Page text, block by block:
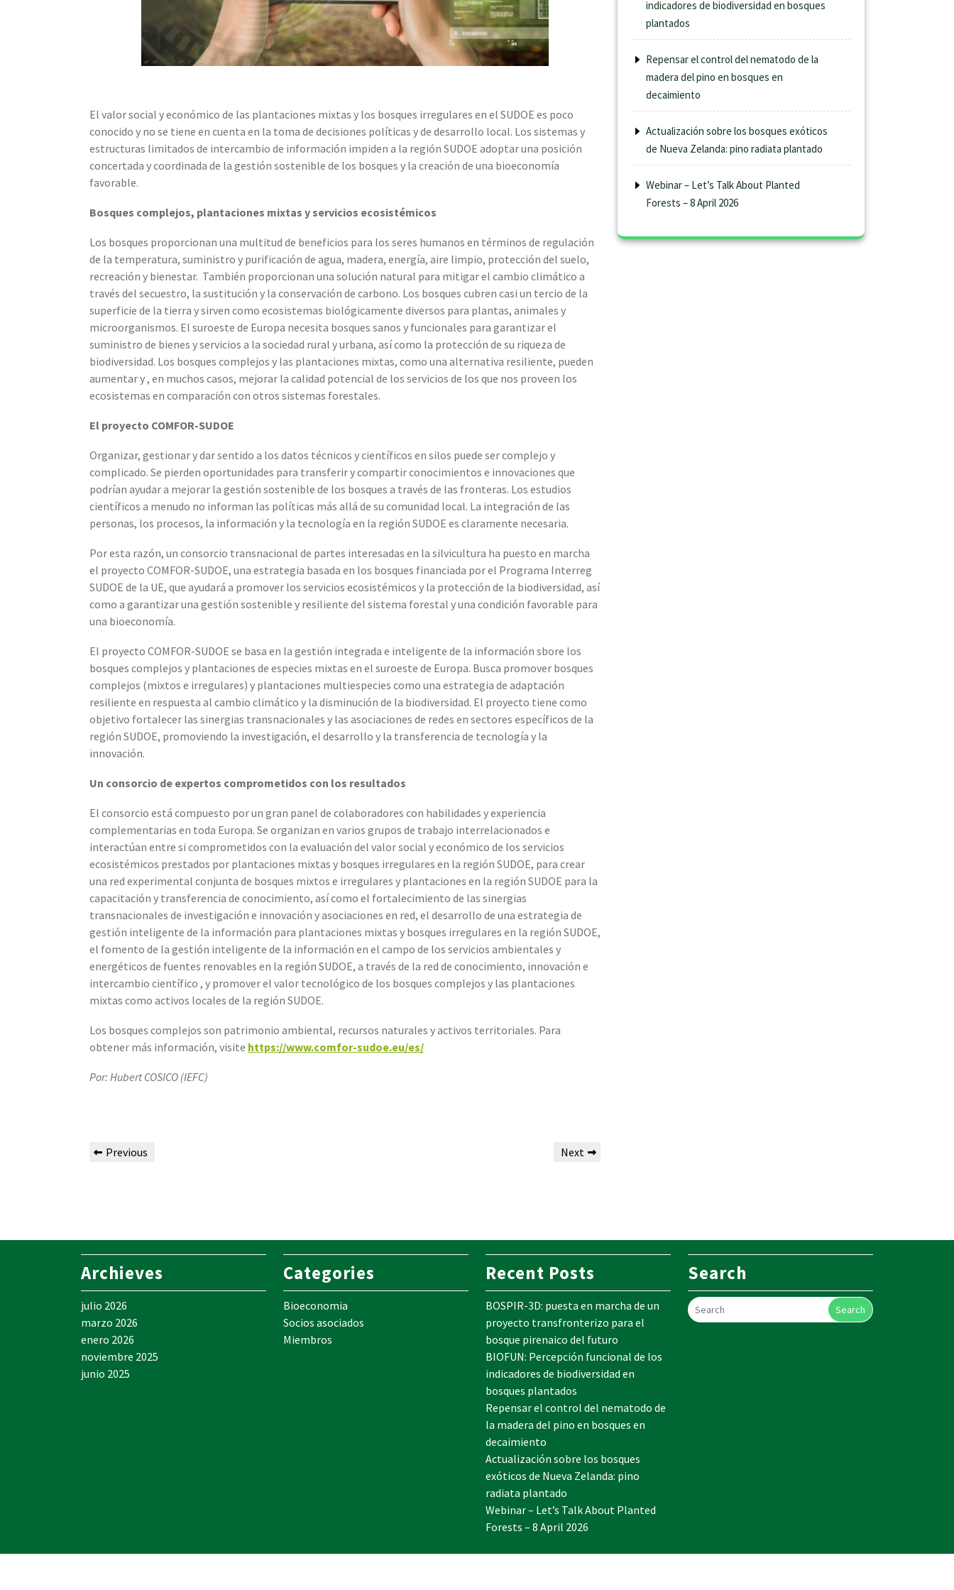
El valor social y económico de las plantaciones mixtas y los bosques irregulares en el SUDOE es poco
conocido y no se tiene en cuenta en la toma de decisiones políticas y de desarrollo local. Los sistemas y
estructuras limitados de intercambio de información impiden a la región SUDOE adoptar una posición
concertada y coordinada de la gestión sostenible de los bosques y la creación de una bioeconomía
favorable.
Bosques complejos, plantaciones mixtas y servicios ecosistémicos
Los bosques proporcionan una multitud de beneficios para los seres humanos en términos de regulación
de la temperatura, suministro y purificación de agua, madera, energía, aire limpio, protección del suelo,
recreación y bienestar. También proporcionan una solución natural para mitigar el cambio climático a
través del secuestro, la sustitución y la conservación de carbono. Los bosques cubren casi un tercio de la
superficie de la tierra y sirven como ecosistemas biológicamente diversos para plantas, animales y
microorganismos. El suroeste de Europa necesita bosques sanos y funcionales para garantizar el
suministro de bienes y servicios a la sociedad rural y urbana, así como la protección de su riqueza de
biodiversidad. Los bosques complejos y las plantaciones mixtas, como una alternativa resiliente, pueden
aumentar y , en muchos casos, mejorar la calidad potencial de los servicios de los que nos proveen los
ecosistemas en comparación con otros sistemas forestales.
El proyecto COMFOR-SUDOE
Organizar, gestionar y dar sentido a los datos técnicos y científicos en silos puede ser complejo y
complicado. Se pierden oportunidades para transferir y compartir conocimientos e innovaciones que
podrían ayudar a mejorar la gestión sostenible de los bosques a través de las fronteras. Los estudios
científicos a menudo no informan las políticas más allá de su comunidad local. La integración de las
personas, los procesos, la información y la tecnología en la región SUDOE es claramente necesaria.
Por esta razón, un consorcio transnacional de partes interesadas en la silvicultura ha puesto en marcha
el proyecto COMFOR-SUDOE, una estrategia basada en los bosques financiada por el Programa Interreg
SUDOE de la UE, que ayudará a promover los servicios ecosistémicos y la protección de la biodiversidad, así
como a garantizar una gestión sostenible y resiliente del sistema forestal y una condición favorable para
una bioeconomía.
El proyecto COMFOR-SUDOE se basa en la gestión integrada e inteligente de la información sbore los
bosques complejos y plantaciones de especies mixtas en el suroeste de Europa. Busca promover bosques
complejos (mixtos e irregulares) y plantaciones multiespecies como una estrategia de adaptación
resiliente en respuesta al cambio climático y la disminución de la biodiversidad. El proyecto tiene como
objetivo fortalecer las sinergias transnacionales y las asociaciones de redes en sectores específicos de la
región SUDOE, promoviendo la investigación, el desarrollo y la transferencia de tecnología y la
innovación.
Un consorcio de expertos comprometidos con los resultados
El consorcio está compuesto por un gran panel de colaboradores con habilidades y experiencia
complementarias en toda Europa. Se organizan en varios grupos de trabajo interrelacionados e
interactúan entre si comprometidos con la evaluación del valor social y económico de los servicios
ecosistémicos prestados por plantaciones mixtas y bosques irregulares en la región SUDOE, para crear
una red experimental conjunta de bosques mixtos e irregulares y plantaciones en la región SUDOE para la
capacitación y transferencia de conocimiento, así como el fortalecimiento de las sinergias
transnacionales de investigación e innovación y asociaciones en red, el desarrollo de una estrategia de
gestión inteligente de la información para plantaciones mixtas y bosques irregulares en la región SUDOE,
el fomento de la gestión inteligente de la información en el campo de los servicios ambientales y
energéticos de fuentes renovables en la región SUDOE, a través de la red de conocimiento, innovación e
intercambio científico , y promover el valor tecnológico de los bosques complejos y las plantaciones
mixtas como activos locales de la región SUDOE.
Los bosques complejos son patrimonio ambiental, recursos naturales y activos territoriales. Para
obtener más información, visite https://www.comfor-sudoe.eu/es/
Por: Hubert COSICO (IEFC)
Previous Next
indicadores de biodiversidad en bosques
plantados
Repensar el control del nematodo de la
madera del pino en bosques en
decaimiento
Actualización sobre los bosques exóticos
de Nueva Zelanda: pino radiata plantado
Webinar – Let’s Talk About Planted
Forests – 8 April 2026
Archieves
julio 2026
marzo 2026
enero 2026
noviembre 2025
junio 2025
Categories
Bioeconomia
Socios asociados
Miembros
Recent Posts
BOSPIR-3D: puesta en marcha de un
proyecto transfronterizo para el
bosque pirenaico del futuro
BIOFUN: Percepción funcional de los
indicadores de biodiversidad en
bosques plantados
Repensar el control del nematodo de
la madera del pino en bosques en
decaimiento
Actualización sobre los bosques
exóticos de Nueva Zelanda: pino
radiata plantado
Webinar – Let’s Talk About Planted
Forests – 8 April 2026
Search
Search